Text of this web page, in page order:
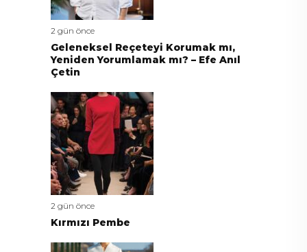
2 gün önce
Geleneksel Reçeteyi Korumak mı,
Yeniden Yorumlamak mı? – Efe Anıl
Çetin
2 gün önce
Kırmızı Pembe